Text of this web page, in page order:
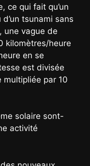
ce qui fait qu’un
tsunami sans
une vague de
kilomètres/heure
en se
est divisée
multipliée par 10
solaire sont-
activité